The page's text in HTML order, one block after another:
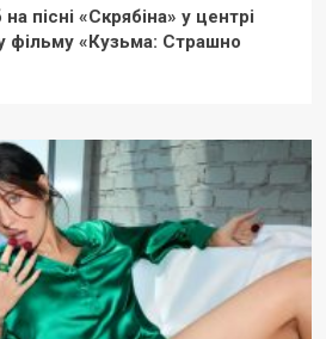
пісні «Скрябіна» у центрі
фільму «Кузьма: Страшно